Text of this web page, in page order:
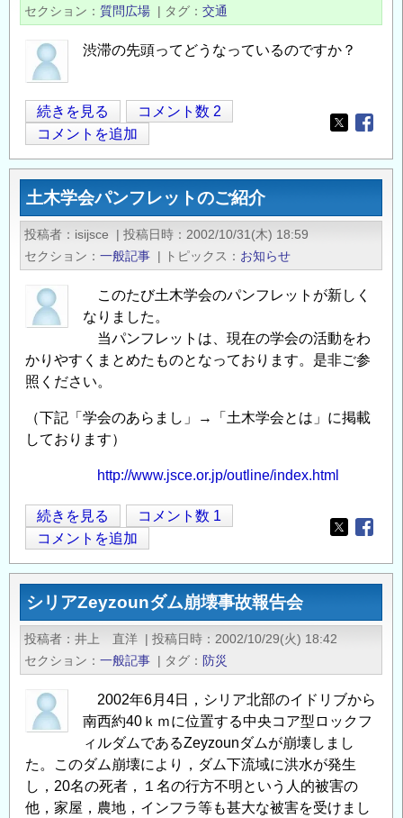
意
外
な
こ
ろ
で
評
価
さ
れ
て
い
る
セクション 質問広場 | タグ 交通
渋滞の先頭ってどうなっているのですか？
先
頭
は
誰？
の
続きを見る
コメント数 2
コメントを追加
Opens in
土木学会パンフレットのご紹介
投稿者 isijsce | 投稿日時
2002/10/31(木) 18:59
セクション
一般記事 | トピックス お知らせ
このたび土木学会のパンフレットが新しく
なりました。
当パンフレットは、現在の学会の活動をわ
かりやすくまとめたものとなっております。是非ご参
照ください。
（下記「学会のあらまし」→「土木学会とは」に掲載
しております）
http://www.jsce.or.jp/outline/index.html
土
木
学
会
パ
ン
レ
ッ
ト
ご
紹
介
続きを見る
コメント数 1
コメントを追加
Opens in
シリアZeyzounダム崩壊事故報告会
投稿者 井上 直洋 | 投稿日時
2002/10/29(火) 18:42
セクション
一般記事 | タグ 防災
2002年6月4日，シリア北部のイドリブから
南西約40ｋｍに位置する中央コア型ロックフ
ィルダムであるZeyzounダムが崩壊しまし
た。このダム崩壊により，ダム下流域に洪水が発生
し，20名の死者，１名の行方不明という人的被害の
他，家屋，農地，インフラ等も甚大な被害を受けまし